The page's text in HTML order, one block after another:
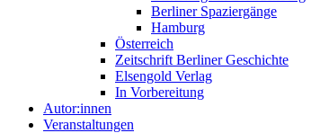
Berliner Spaziergänge
Hamburg
Österreich
Zeitschrift Berliner Geschichte
Elsengold Verlag
In Vorbereitung
Autor:innen
Veranstaltungen